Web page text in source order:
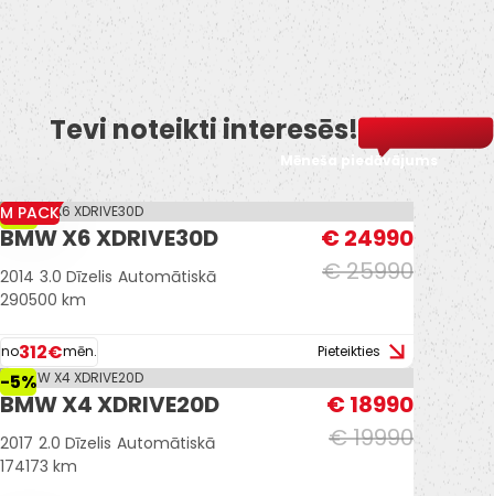
Tevi noteikti interesēs!
Mēneša piedāvājums
-4%
M PACK
BMW X6 XDRIVE30D
€ 25990
€ 24990
2014 3.0 Dīzelis Automātiskā
290500 km
no312€mēn. Pieteikties
-5%
BMW X4 XDRIVE20D
€ 19990
€ 18990
2017 2.0 Dīzelis Automātiskā
174173 km